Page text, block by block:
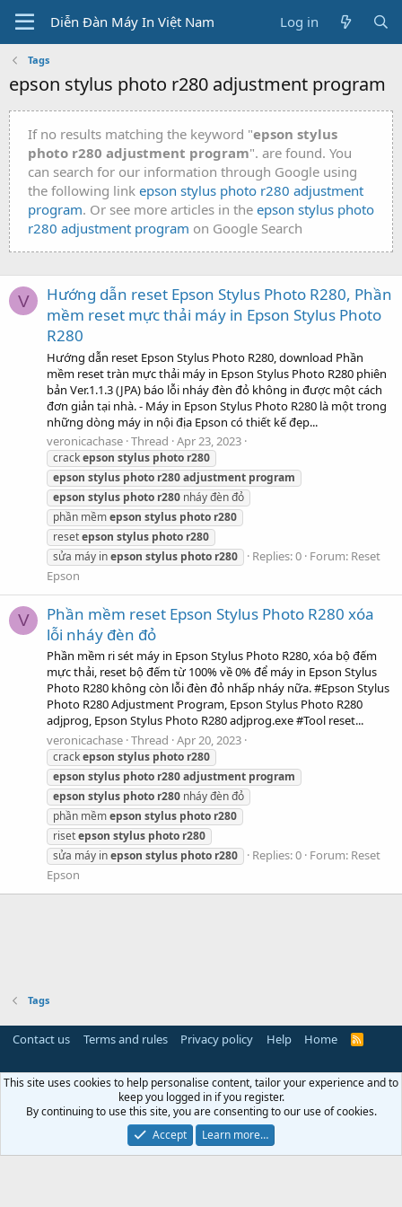
Diễn Đàn Máy In Việt Nam Log in
Tags
epson stylus photo r280 adjustment program
If no results matching the keyword "epson stylus
photo r280 adjustment program". are found. You
can search for our information through Google using
the following link epson stylus photo r280 adjustment
program. Or see more articles in the epson stylus photo
r280 adjustment program on Google Search
V
Hướng dẫn reset Epson Stylus Photo R280, Phần
mềm reset mực thải máy in Epson Stylus Photo
R280
Hướng dẫn reset Epson Stylus Photo R280, download Phần
mềm reset tràn mực thải máy in Epson Stylus Photo R280 phiên
bản Ver.1.1.3 (JPA) báo lỗi nháy đèn đỏ không in được một cách
đơn giản tại nhà. - Máy in Epson Stylus Photo R280 là một trong
những dòng máy in nội địa Epson có thiết kế đẹp...
veronicachase Thread Apr 23, 2023
crackepson stylus photo r280
epson stylus photo r280adjustment program
epson stylus photo r280 nháy đèn đỏ
phần mềmepson stylus photo r280
resetepson stylus photo r280
sửa máy inepson stylus photo r280 Replies: 0 Forum: Reset
Epson
V
Phần mềm reset Epson Stylus Photo R280 xóa
lỗi nháy đèn đỏ
Phần mềm ri sét máy in Epson Stylus Photo R280, xóa bộ đếm
mực thải, reset bộ đếm từ 100% về 0% để máy in Epson Stylus
Photo R280 không còn lỗi đèn đỏ nhấp nháy nữa. #Epson Stylus
Photo R280 Adjustment Program, Epson Stylus Photo R280
adjprog, Epson Stylus Photo R280 adjprog.exe #Tool reset...
veronicachase Thread Apr 20, 2023
crackepson stylus photo r280
epson stylus photo r280adjustment program
epson stylus photo r280 nháy đèn đỏ
phần mềmepson stylus photo r280
risetepson stylus photo r280
sửa máy inepson stylus photo r280 Replies: 0 Forum: Reset
Epson
Tags
Contact us Terms and rules Privacy policy Help Home
R
This site uses cookies to help personalise content, tailor your experience and to
keep you logged in if you register.
By continuing to use this site, you are consenting to our use of cookies.
Accept
Learn more…